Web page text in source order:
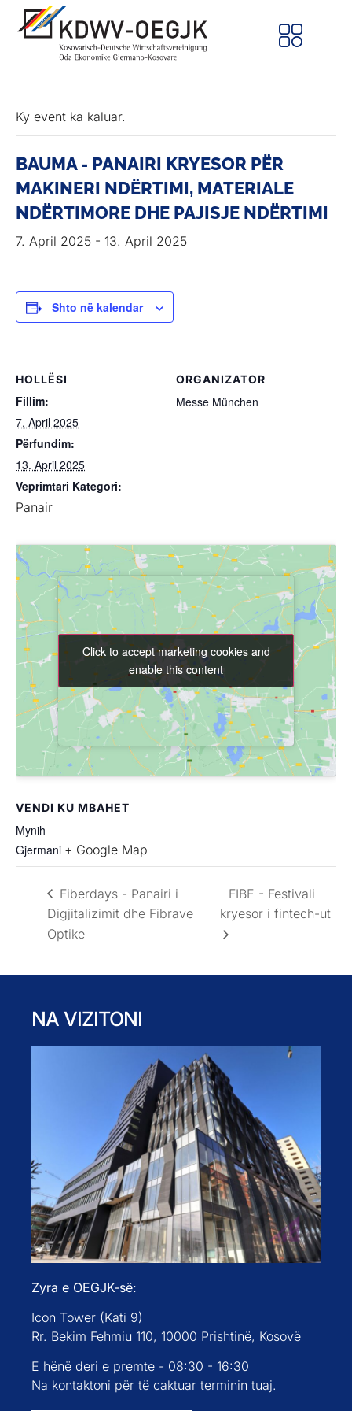
Ky event ka kaluar.
BAUMA - PANAIRI KRYESOR PËR
MAKINERI NDËRTIMI, MATERIALE
NDËRTIMORE DHE PAJISJE NDËRTIMI
7. April 2025 - 13. April 2025
Shto në kalendar
HOLLËSI
Fillim:
7. April 2025
Përfundim:
13. April 2025
Veprimtari Kategori:
Panair
ORGANIZATOR
Messe München
VENDI KU MBAHET
Mynih
Gjermani + Google Map
Click to accept marketing cookies and
enable this content
Click to accept marketing cookies and
enable this content
Fiberdays - Panairi i
Digjitalizimit dhe Fibrave
Optike
FIBE - Festivali
kryesor i fintech-ut
NA VIZITONI
Zyra e OEGJK-së:
Icon Tower (Kati 9)
Rr. Bekim Fehmiu 110, 10000 Prishtinë, Kosovë
E hënë deri e premte - 08:30 - 16:30
Na kontaktoni për të caktuar terminin tuaj.